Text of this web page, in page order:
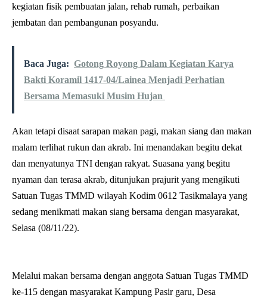
kegiatan fisik pembuatan jalan, rehab rumah, perbaikan
jembatan dan pembangunan posyandu.
Baca Juga: Gotong Royong Dalam Kegiatan Karya
Bakti Koramil 1417-04/Lainea Menjadi Perhatian
Bersama Memasuki Musim Hujan
Akan tetapi disaat sarapan makan pagi, makan siang dan makan
malam terlihat rukun dan akrab. Ini menandakan begitu dekat
dan menyatunya TNI dengan rakyat. Suasana yang begitu
nyaman dan terasa akrab, ditunjukan prajurit yang mengikuti
Satuan Tugas TMMD wilayah Kodim 0612 Tasikmalaya yang
sedang menikmati makan siang bersama dengan masyarakat,
Selasa (08/11/22).
Melalui makan bersama dengan anggota Satuan Tugas TMMD
ke-115 dengan masyarakat Kampung Pasir garu, Desa